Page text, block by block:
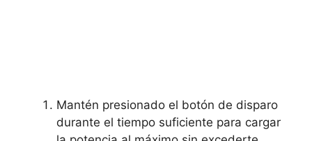
Mantén presionado el botón de disparo
durante el tiempo suficiente para cargar